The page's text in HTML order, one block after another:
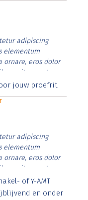
adipiscing
elementum
ornare, eros dolor
vitae erat.
id rutrum lorem
jouw proefrit
adipiscing
elementum
ornare, eros dolor
vitae erat.
id rutrum lorem
posuere.
of Y-AMT
en onder